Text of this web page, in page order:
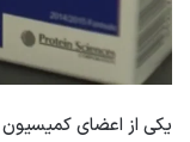
یکی از اعضای